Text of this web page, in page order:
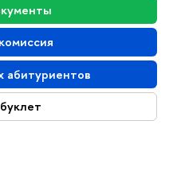
абитуриентов